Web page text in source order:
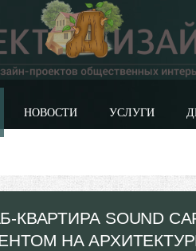
НОВОСТИ УСЛУГИ
КВАРТИРА SOUND
НА